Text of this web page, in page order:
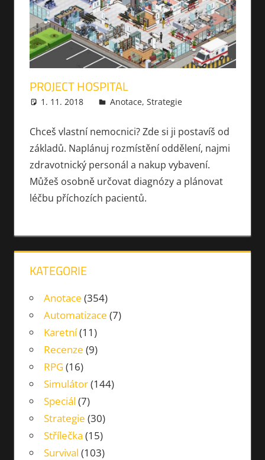
PROJECT HOSPITAL
1. 11. 2018 xmilek
Anotace, Strategie
Chceš vlastní nemocnici? Zde si ji postavíš od
základů. Naplánuj rozmístění oddělení, najmi
zdravotnický personál a nakup vybavení.
Můžeš osobně určovat diagnózy a plánovat
léčbu příchozích pacientů.
KATEGORIE
Anotace (354)
Automatizace (7)
Karetní(11)
Recenze (9)
RPG(16)
Simulátor(144)
Speciál (7)
Strategie (30)
Střílečka (15)
Survival (103)